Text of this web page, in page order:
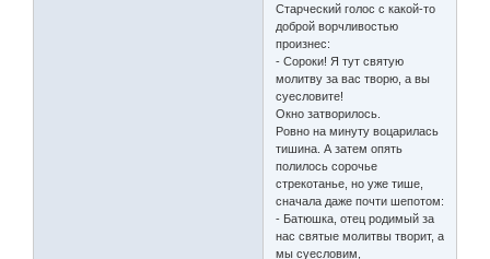
Старческий голос с какой-то
доброй ворчливостью
произнес:
- Сороки! Я тут святую
молитву за вас творю, а вы
суесловите!
Окно затворилось.
Ровно на минуту воцарилась
тишина. А затем опять
полилось сорочье
стрекотанье, но уже тише,
сначала даже почти шепотом:
- Батюшка, отец родимый за
нас святые молитвы творит, а
мы суесловим,